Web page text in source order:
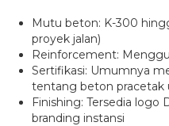
Mutu beton: K-300
proyek jalan)
Reinforcement:
Sertifikasi: Umumnya
tentang beton pracetak
Finishing: Tersedia logo
branding instansi